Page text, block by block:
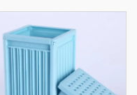
latéraux pour
barbecue destinés au
commerce
transfrontalier,
fourchettes pour
grillades en extérieur,